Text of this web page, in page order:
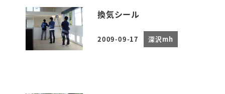
換気シール
投稿日
2009-09-17 深沢mh